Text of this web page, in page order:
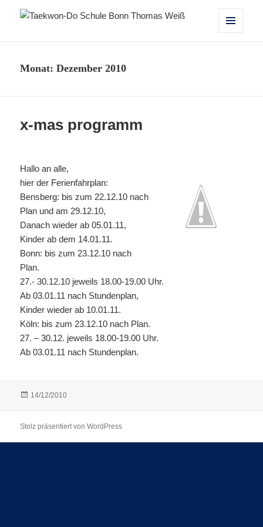
Monat:Dezember 2010
x-mas programm
Hallo an alle,
hier der Ferienfahrplan:
Bensberg: bis zum 22.12.10 nach
Plan und am 29.12.10,
Danach wieder ab 05.01.11,
Kinder ab dem 14.01.11.
Bonn: bis zum 23.12.10 nach
Plan.
27.- 30.12.10 jeweils 18.00-19.00 Uhr.
Ab 03.01.11 nach Stundenplan,
Kinder wieder ab 10.01.11.
Köln: bis zum 23.12.10 nach Plan.
27. – 30.12. jeweils 18.00-19.00 Uhr.
Ab 03.01.11 nach Stundenplan.
Veröffentlicht
14/12/2010
Stolz präsentiert von WordPress